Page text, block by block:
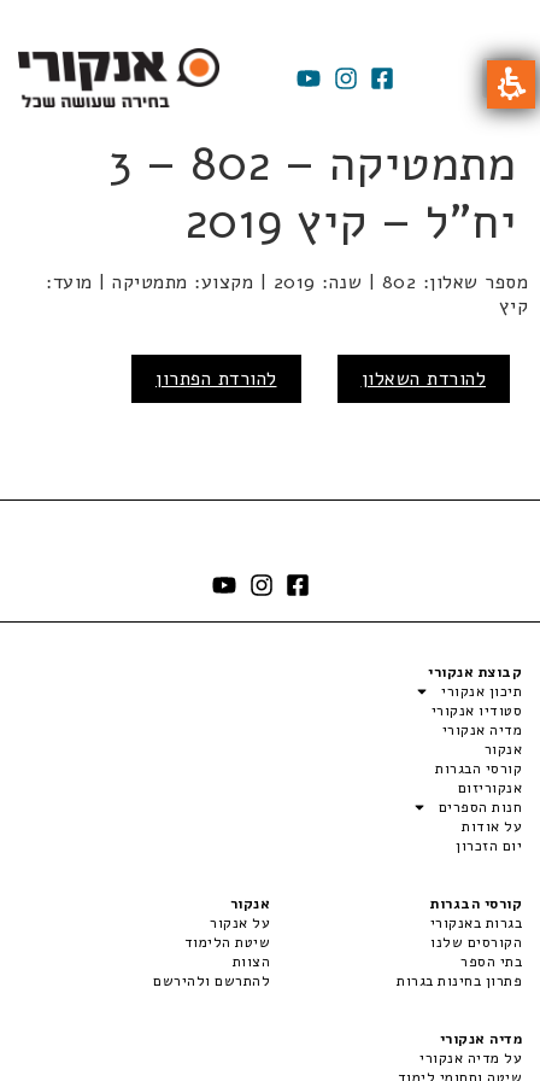
מתמטיקה – 802 – 3
יח"ל – קיץ 2019
מספר שאלון: 802 | שנה: 2019 | מקצוע: מתמטיקה | מועד:
קיץ
להורדת השאלון להורדת הפתרון
קבוצת אנקורי
תיכון אנקורי
סטודיו אנקורי
מדיה אנקורי
אנקור
קורסי הבגרות
אנקוריזום
חנות הספרים
על אודות
יום הזכרון
קורסי הבגרות
בגרות באנקורי
הקורסים שלנו
בתי הספר
פתרון בחינות בגרות
אנקור
על אנקור
שיטת הלימוד
הצוות
להתרשם ולהירשם
מדיה אנקורי
על מדיה אנקורי